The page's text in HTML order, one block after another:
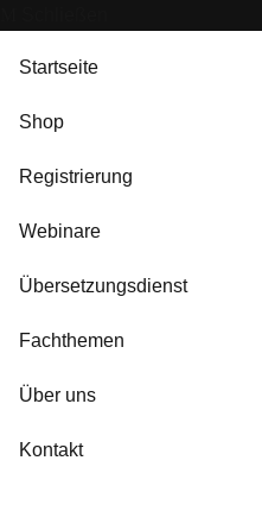
Startseite
Shop
Registrierung
Webinare
Übersetzungsdienst
Fachthemen
Über uns
Kontakt